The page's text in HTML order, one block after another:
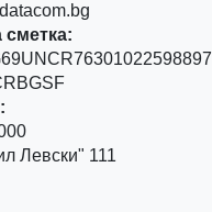
сметка:
Левски" 111